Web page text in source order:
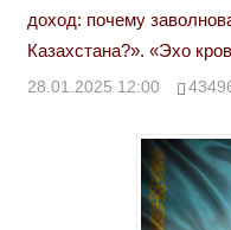
доход: почему
Казахстана?». «Эхо
28.01.2025 12:00